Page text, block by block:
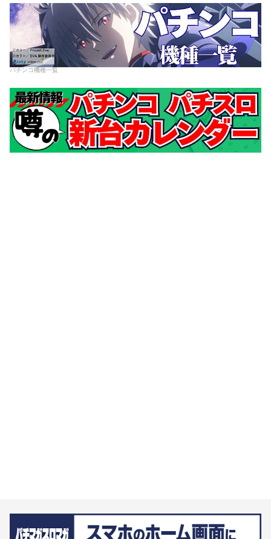
パチンコ機種一覧